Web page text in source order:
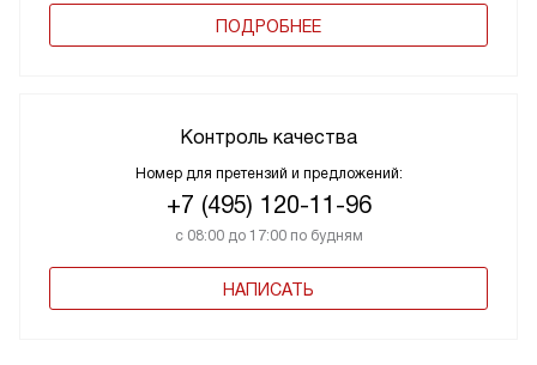
ПОДРОБНЕЕ
Контроль качества
Номер для претензий и предложений:
+7 (495) 120-11-96
с 08:00 до 17:00 по будням
НАПИСАТЬ